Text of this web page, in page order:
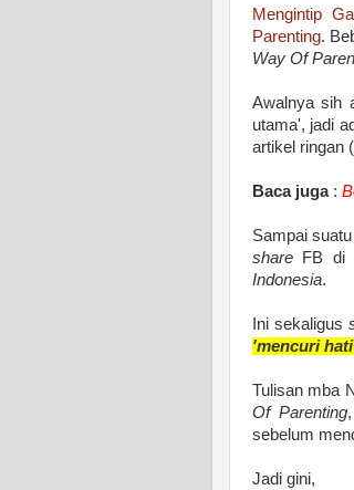
Mengintip
Parenting.
Way Of
Awalnya sih
utama', jadi
artikel ringan
Baca juga:
Sampai
share FB di
Indonesia.
Ini sekaligus
'mencuri
Tulisan mba
Of Parenting
sebelum
Jadi gini,